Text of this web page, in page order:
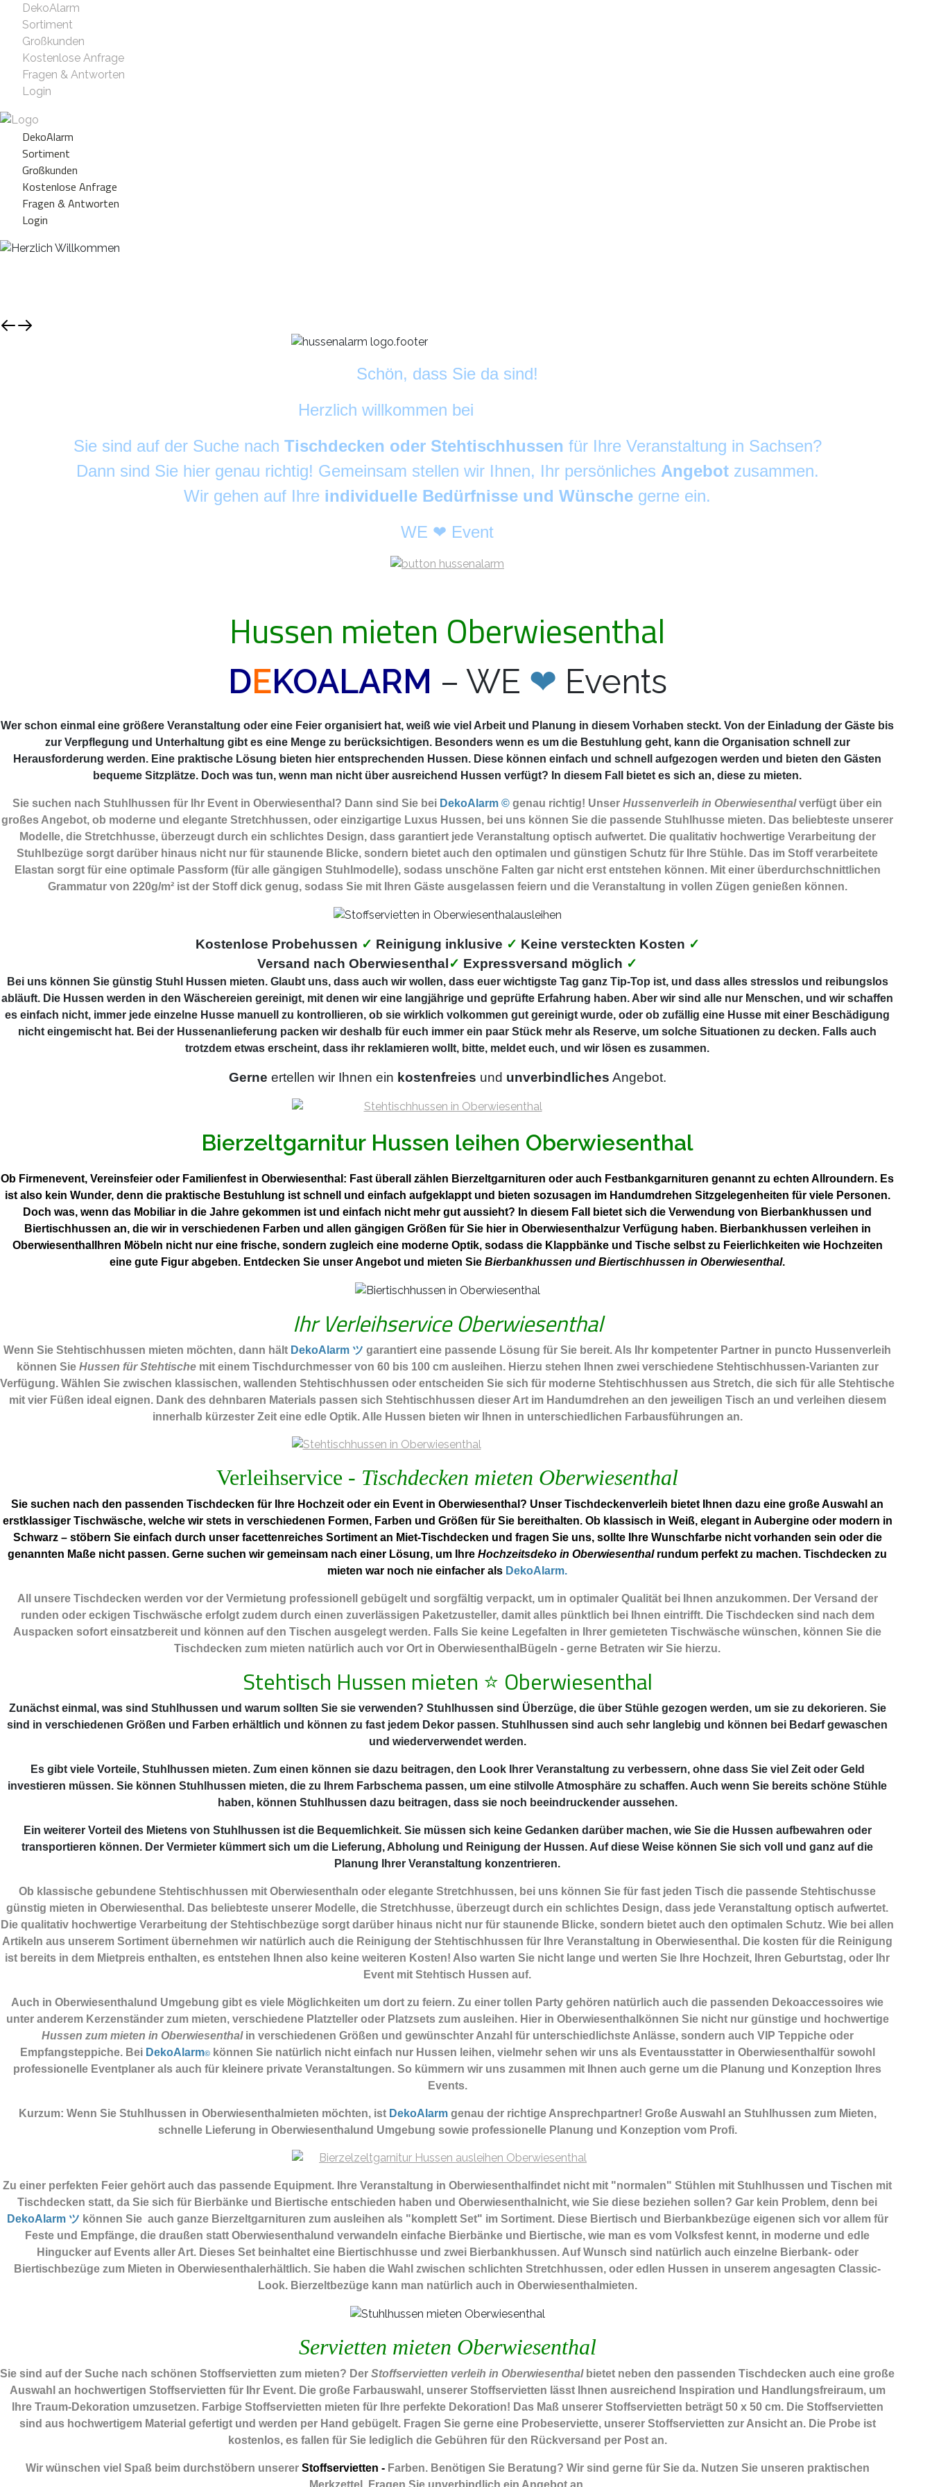
DekoAlarm
Sortiment
Großkunden
Kostenlose Anfrage
Fragen & Antworten
Login
DekoAlarm
Sortiment
Großkunden
Kostenlose Anfrage
Fragen & Antworten
Login
Schön, dass Sie da sind!
Herzlich willkommen bei
Sie sind auf der Suche nach Tischdecken oder Stehtischhussen für Ihre Veranstaltung in Sachsen?
Dann sind Sie hier genau richtig! Gemeinsam stellen wir Ihnen, Ihr persönliches Angebot zusammen.
Wir gehen auf Ihre individuelle Bedürfnisse und Wünsche gerne ein.
WE ❤ Event
Hussen mieten Oberwiesenthal
DEKOALARM – WE ❤ Events
Wer schon einmal eine größere Veranstaltung oder eine Feier organisiert hat, weiß wie viel Arbeit und Planung in diesem Vorhaben steckt. Von der Einladung der Gäste bis
zur Verpflegung und Unterhaltung gibt es eine Menge zu berücksichtigen. Besonders wenn es um die Bestuhlung geht, kann die Organisation schnell zur
Herausforderung werden. Eine praktische Lösung bieten hier entsprechenden Hussen. Diese können einfach und schnell aufgezogen werden und bieten den Gästen
bequeme Sitzplätze. Doch was tun, wenn man nicht über ausreichend Hussen verfügt? In diesem Fall bietet es sich an, diese zu mieten.
Sie suchen nach Stuhlhussen für Ihr Event in Oberwiesenthal? Dann sind Sie bei DekoAlarm © genau richtig! Unser Hussenverleih in Oberwiesenthalverfügt über ein
großes Angebot, ob moderne und elegante Stretchhussen, oder einzigartige Luxus Hussen, bei uns können Sie die passende Stuhlhusse mieten. Das beliebteste unserer
Modelle, die Stretchhusse, überzeugt durch ein schlichtes Design, dass garantiert jede Veranstaltung optisch aufwertet. Die qualitativ hochwertige Verarbeitung der
Stuhlbezüge sorgt darüber hinaus nicht nur für staunende Blicke, sondern bietet auch den optimalen und günstigen Schutz für Ihre Stühle. Das im Stoff verarbeitete
Elastan sorgt für eine optimale Passform (für alle gängigen Stuhlmodelle), sodass unschöne Falten gar nicht erst entstehen können. Mit einer überdurchschnittlichen
Grammatur von 220g/m² ist der Stoff dick genug, sodass Sie mit Ihren Gäste ausgelassen feiern und die Veranstaltung in vollen Zügen genießen können.
Kostenlose Probehussen ✓ Reinigung inklusive ✓ Keine versteckten Kosten ✓
Versand nach Oberwiesenthal ✓ Expressversand möglich ✓
Bei uns können Sie günstig Stuhl Hussen mieten. Glaubt uns, dass auch wir wollen, dass euer wichtigste Tag ganz Tip-Top ist, und dass alles stresslos und reibungslos
abläuft. Die Hussen werden in den Wäschereien gereinigt, mit denen wir eine langjährige und geprüfte Erfahrung haben. Aber wir sind alle nur Menschen, und wir schaffen
es einfach nicht, immer jede einzelne Husse manuell zu kontrollieren, ob sie wirklich volkommen gut gereinigt wurde, oder ob zufällig eine Husse mit einer Beschädigung
nicht eingemischt hat. Bei der Hussenanlieferung packen wir deshalb für euch immer ein paar Stück mehr als Reserve, um solche Situationen zu decken. Falls auch
trotzdem etwas erscheint, dass ihr reklamieren wollt, bitte, meldet euch, und wir lösen es zusammen.
Gerne ertellen wir Ihnen ein kostenfreies und unverbindliches Angebot.
Bierzeltgarnitur Hussen leihen Oberwiesenthal
Ob Firmenevent, Vereinsfeier oder Familienfest in Oberwiesenthal: Fast überall zählen Bierzeltgarnituren oder auch Festbankgarnituren genannt zu echten Allroundern. Es
ist also kein Wunder, denn die praktische Bestuhlung ist schnell und einfach aufgeklappt und bieten sozusagen im Handumdrehen Sitzgelegenheiten für viele Personen.
Doch was, wenn das Mobiliar in die Jahre gekommen ist und einfach nicht mehr gut aussieht? In diesem Fall bietet sich die Verwendung von Bierbankhussen und
Biertischhussen an, die wir in verschiedenen Farben und allen gängigen Größen für Sie hier in Oberwiesenthalzur Verfügung haben. Bierbankhussen verleihen in
OberwiesenthalIhren Möbeln nicht nur eine frische, sondern zugleich eine moderne Optik, sodass die Klappbänke und Tische selbst zu Feierlichkeiten wie Hochzeiten
eine gute Figur abgeben. Entdecken Sie unser Angebot und mieten Sie Bierbankhussen und Biertischhussen in Oberwiesenthal.
Ihr Verleihservice Oberwiesenthal
Wenn Sie Stehtischhussen mieten möchten, dann hält DekoAlarm ツ garantiert eine passende Lösung für Sie bereit. Als Ihr kompetenter Partner in puncto Hussenverleih
können Sie Hussen für Stehtischemit einem Tischdurchmesser von 60 bis 100 cm ausleihen. Hierzu stehen Ihnen zwei verschiedene Stehtischhussen-Varianten zur
Verfügung. Wählen Sie zwischen klassischen, wallenden Stehtischhussen oder entscheiden Sie sich für moderne Stehtischhussen aus Stretch, die sich für alle Stehtische
mit vier Füßen ideal eignen. Dank des dehnbaren Materials passen sich Stehtischhussen dieser Art im Handumdrehen an den jeweiligen Tisch an und verleihen diesem
innerhalb kürzester Zeit eine edle Optik. Alle Hussen bieten wir Ihnen in unterschiedlichen Farbausführungen an.
Verleihservice - Tischdecken mieten Oberwiesenthal
Sie suchen nach den passenden Tischdecken für Ihre Hochzeit oder ein Event in Oberwiesenthal? Unser Tischdeckenverleih bietet Ihnen dazu eine große Auswahl an
erstklassiger Tischwäsche, welche wir stets in verschiedenen Formen, Farben und Größen für Sie bereithalten. Ob klassisch in Weiß, elegant in Aubergine oder modern in
Schwarz – stöbern Sie einfach durch unser facettenreiches Sortiment an Miet-Tischdecken und fragen Sie uns, sollte Ihre Wunschfarbe nicht vorhanden sein oder die
genannten Maße nicht passen. Gerne suchen wir gemeinsam nach einer Lösung, um Ihre Hochzeitsdeko in Oberwiesenthalrundum perfekt zu machen. Tischdecken zu
mieten war noch nie einfacher als DekoAlarm.
All unsere Tischdecken werden vor der Vermietung professionell gebügelt und sorgfältig verpackt, um in optimaler Qualität bei Ihnen anzukommen. Der Versand der
runden oder eckigen Tischwäsche erfolgt zudem durch einen zuverlässigen Paketzusteller, damit alles pünktlich bei Ihnen eintrifft. Die Tischdecken sind nach dem
Auspacken sofort einsatzbereit und können auf den Tischen ausgelegt werden. Falls Sie keine Legefalten in Ihrer gemieteten Tischwäsche wünschen, können Sie die
Tischdecken zum mieten natürlich auch vor Ort in OberwiesenthalBügeln - gerne Betraten wir Sie hierzu.
Stehtisch Hussen mieten ⭐ Oberwiesenthal
Zunächst einmal, was sind Stuhlhussen und warum sollten Sie sie verwenden? Stuhlhussen sind Überzüge, die über Stühle gezogen werden, um sie zu dekorieren. Sie
sind in verschiedenen Größen und Farben erhältlich und können zu fast jedem Dekor passen. Stuhlhussen sind auch sehr langlebig und können bei Bedarf gewaschen
und wiederverwendet werden.
Es gibt viele Vorteile, Stuhlhussen mieten. Zum einen können sie dazu beitragen, den Look Ihrer Veranstaltung zu verbessern, ohne dass Sie viel Zeit oder Geld
investieren müssen. Sie können Stuhlhussen mieten, die zu Ihrem Farbschema passen, um eine stilvolle Atmosphäre zu schaffen. Auch wenn Sie bereits schöne Stühle
haben, können Stuhlhussen dazu beitragen, dass sie noch beeindruckender aussehen.
Ein weiterer Vorteil des Mietens von Stuhlhussen ist die Bequemlichkeit. Sie müssen sich keine Gedanken darüber machen, wie Sie die Hussen aufbewahren oder
transportieren können. Der Vermieter kümmert sich um die Lieferung, Abholung und Reinigung der Hussen. Auf diese Weise können Sie sich voll und ganz auf die
Planung Ihrer Veranstaltung konzentrieren.
Ob klassische gebundene Stehtischhussen mit Oberwiesenthaln oder elegante Stretchhussen, bei uns können Sie für fast jeden Tisch die passende Stehtischusse
günstig mieten in Oberwiesenthal. Das beliebteste unserer Modelle, die Stretchhusse, überzeugt durch ein schlichtes Design, dass jede Veranstaltung optisch aufwertet.
Die qualitativ hochwertige Verarbeitung der Stehtischbezüge sorgt darüber hinaus nicht nur für staunende Blicke, sondern bietet auch den optimalen Schutz. Wie bei allen
Artikeln aus unserem Sortiment übernehmen wir natürlich auch die Reinigung der Stehtischhussen für Ihre Veranstaltung in Oberwiesenthal. Die kosten für die Reinigung
ist bereits in dem Mietpreis enthalten, es entstehen Ihnen also keine weiteren Kosten! Also warten Sie nicht lange und werten Sie Ihre Hochzeit, Ihren Geburtstag, oder Ihr
Event mit Stehtisch Hussen auf.
Auch in Oberwiesenthalund Umgebung gibt es viele Möglichkeiten um dort zu feiern. Zu einer tollen Party gehören natürlich auch die passenden Dekoaccessoires wie
unter anderem Kerzenständer zum mieten, verschiedene Platzteller oder Platzsets zum ausleihen. Hier in Oberwiesenthalkönnen Sie nicht nur günstige und hochwertige
Hussen zum mieten in Oberwiesenthalin verschiedenen Größen und gewünschter Anzahl für unterschiedlichste Anlässe, sondern auch VIP Teppiche oder
Empfangsteppiche. Bei DekoAlarm©
können Sie natürlich nicht einfach nur Hussen leihen, vielmehr sehen wir uns als Eventausstatter in Oberwiesenthalfür sowohl
professionelle Eventplaner als auch für kleinere private Veranstaltungen. So kümmern wir uns zusammen mit Ihnen auch gerne um die Planung und Konzeption Ihres
Events.
Kurzum: Wenn Sie Stuhlhussen in Oberwiesenthalmieten möchten, ist DekoAlarmgenau der richtige Ansprechpartner! Große Auswahl an Stuhlhussen zum Mieten,
schnelle Lieferung in Oberwiesenthalund Umgebung sowie professionelle Planung und Konzeption vom Profi.
Zu einer perfekten Feier gehört auch das passende Equipment.
Ihre Veranstaltung in Oberwiesenthalfindet nicht mit "normalen" Stühlen mit Stuhlhussen und Tischen mit
Tischdecken statt, da Sie sich für Bierbänke und Biertische entschieden haben und Oberwiesenthalnicht, wie Sie diese beziehen sollen? Gar kein Problem, denn bei
DekoAlarm ツ können Sie auch ganze Bierzeltgarnituren zum ausleihen als "komplett Set" im Sortiment. Diese Biertisch und Bierbankbezüge eigenen sich vor allem für
Feste und Empfänge, die draußen statt Oberwiesenthalund verwandeln einfache Bierbänke und Biertische, wie man es vom Volksfest kennt, in moderne und edle
Hingucker auf Events aller Art. Dieses Set beinhaltet eine Biertischhusse und zwei Bierbankhussen. Auf Wunsch sind natürlich auch einzelne Bierbank- oder
Biertischbezüge zum Mieten in Oberwiesenthalerhältlich. Sie haben die Wahl zwischen schlichten Stretchhussen, oder edlen Hussen in unserem angesagten Classic-
Look. Bierzeltbezüge kann man natürlich auch in Oberwiesenthalmieten.
Servietten mieten Oberwiesenthal
Sie sind auf der Suche nach schönen Stoffservietten zum mieten? Der Stoffservietten verleih in Oberwiesenthalbietet neben den passenden Tischdecken auch eine große
Auswahl an hochwertigen Stoffservietten für Ihr Event. Die große Farbauswahl, unserer Stoffservietten lässt Ihnen ausreichend Inspiration und Handlungsfreiraum, um
Ihre Traum-Dekoration umzusetzen. Farbige Stoffservietten mieten für Ihre perfekte Dekoration! Das Maß unserer Stoffservietten beträgt 50 x 50 cm. Die Stoffservietten
sind aus hochwertigem Material gefertigt und werden per Hand gebügelt. Fragen Sie gerne eine Probeserviette, unserer Stoffservietten zur Ansicht an. Die Probe ist
kostenlos, es fallen für Sie lediglich die Gebühren für den Rückversand per Post an.
Wir wünschen viel Spaß beim durchstöbern unsererStoffservietten - Farben. Benötigen Sie Beratung? Wir sind gerne für Sie da. Nutzen Sie unseren praktischen
Merkzettel. Fragen Sie unverbindlich ein Angebot an.